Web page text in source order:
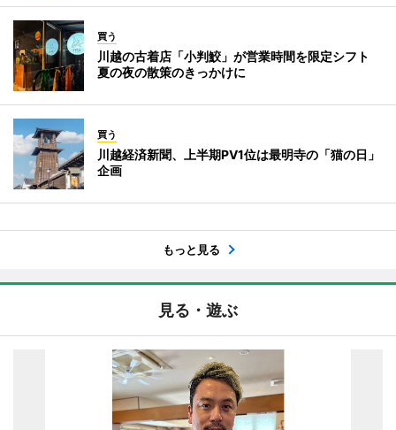
買う
川越の古着店「小判鮫」が営業時間を限定シフト
夏の夜の散策のきっかけに
買う
川越経済新聞、上半期PV1位は最明寺の「猫の日」
企画
もっと見る
見る・遊ぶ